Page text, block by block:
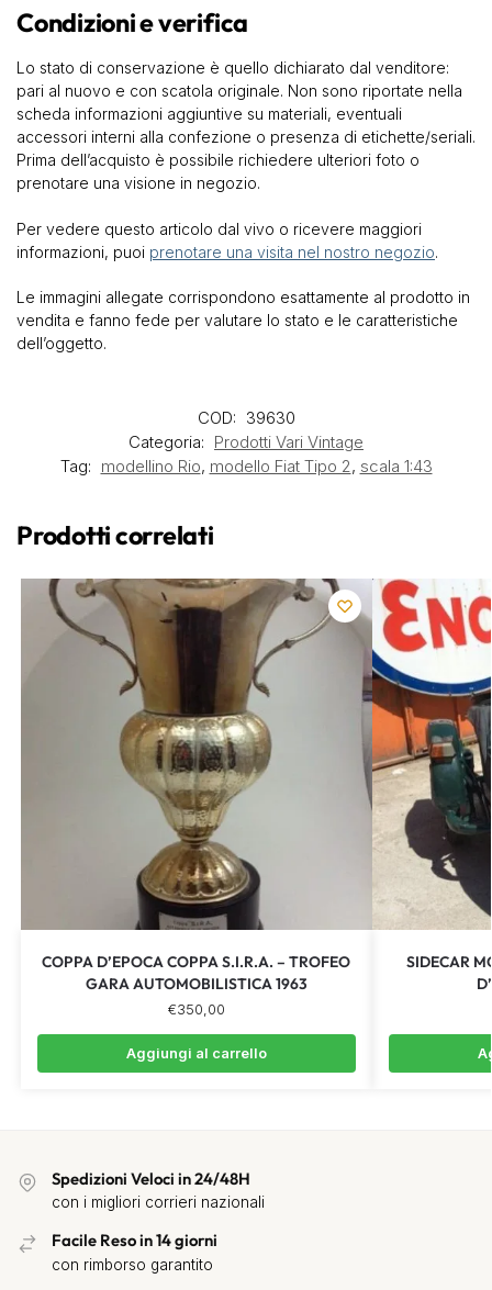
Condizioni e verifica
Lo stato di conservazione è quello dichiarato dal venditore:
pari al nuovo e con scatola originale. Non sono riportate nella
scheda informazioni aggiuntive su materiali, eventuali
accessori interni alla confezione o presenza di etichette/seriali.
Prima dell’acquisto è possibile richiedere ulteriori foto o
prenotare una visione in negozio.
Per vedere questo articolo dal vivo o ricevere maggiori
informazioni, puoi prenotare una visita nel nostro negozio.
Le immagini allegate corrispondono esattamente al prodotto in
vendita e fanno fede per valutare lo stato e le caratteristiche
dell’oggetto.
COD: 39630
Categoria: Prodotti Vari Vintage
Tag: modellino Rio, modello Fiat Tipo 2, scala 1:43
Prodotti correlati
COPPA D’EPOCA COPPA S.I.R.A. – TROFEO
GARA AUTOMOBILISTICA 1963
€350,00
Aggiungi al carrello
SIDECAR
Spedizioni Veloci in 24/48H
con i migliori corrieri nazionali
Facile Reso in 14 giorni
con rimborso garantito